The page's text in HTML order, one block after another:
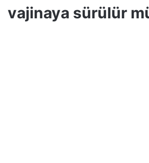
vajinaya sürülür